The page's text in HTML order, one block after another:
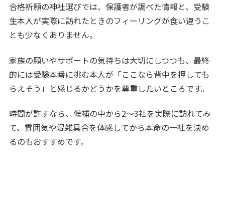
合格祈願の神社選びでは、保護者が調べた情報と、受験
生本人が実際に訪れたときのフィーリングが食い違うこ
とも少なくありません。
家族の願いやサポートの気持ちは大切にしつつも、最終
的には受験本番に挑む本人が「ここなら背中を押しても
らえそう」と感じるかどうかを尊重したいところです。
時間が許すなら、候補の中から2〜3社を実際に訪れてみ
て、雰囲気や混雑具合を体感してから本命の一社を決め
るのもおすすめです。